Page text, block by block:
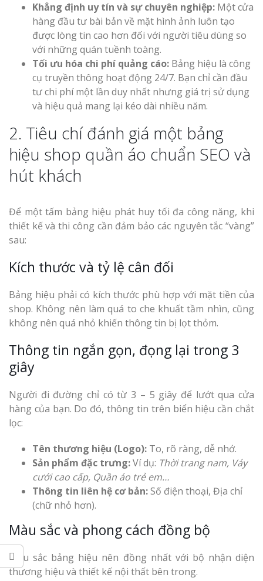
Khẳng định uy tín và sự chuyên nghiệp: Một cửa
hàng đầu tư bài bản về mặt hình ảnh luôn tạo
được lòng tin cao hơn đối với người tiêu dùng so
với những quán tuềnh toàng.
Tối ưu hóa chi phí quảng cáo: Bảng hiệu là công
cụ truyền thông hoạt động 24/7. Bạn chỉ cần đầu
tư chi phí một lần duy nhất nhưng giá trị sử dụng
và hiệu quả mang lại kéo dài nhiều năm.
2. Tiêu chí đánh giá một bảng
hiệu shop quần áo chuẩn SEO và
hút khách
Để một tấm bảng hiệu phát huy tối đa công năng, khi
thiết kế và thi công cần đảm bảo các nguyên tắc “vàng”
sau:
Kích thước và tỷ lệ cân đối
Bảng hiệu phải có kích thước phù hợp với mặt tiền của
shop. Không nên làm quá to che khuất tầm nhìn, cũng
không nên quá nhỏ khiến thông tin bị lọt thỏm.
Thông tin ngắn gọn, đọng lại trong 3
giây
Người đi đường chỉ có từ 3 – 5 giây để lướt qua cửa
hàng của bạn. Do đó, thông tin trên biển hiệu cần chắt
lọc:
Tên thương hiệu (Logo): To, rõ ràng, dễ nhớ.
Sản phẩm đặc trưng:Ví dụ: Thời trang nam, Váy
cưới cao cấp, Quần áo trẻ em…
Thông tin liên hệ cơ bản:Số điện thoại, Địa chỉ
(chữ nhỏ hơn).
Màu sắc và phong cách đồng bộ
Màu sắc bảng hiệu nên đồng nhất với bộ nhận diện
thương hiệu và thiết kế nội thất bên trong.
Thi Công
Nghiệp
Làm Biển
Mica Tại Vinh Lấy
Làm biển
Nam Đàn Uy Tín Giá
Mỹ Phẩm Vinh Thu
Hàng
Top 10 Mẫu
Hiệu Shop
Nghệ An Đẹp
Làm Hộp
Mỏng Nghệ
Hút